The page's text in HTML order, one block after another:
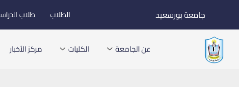
إلى
المحتوى
جامعة بورسعيد الطلاب طلاب
عن الجامعة الكليات مركز الأخبار